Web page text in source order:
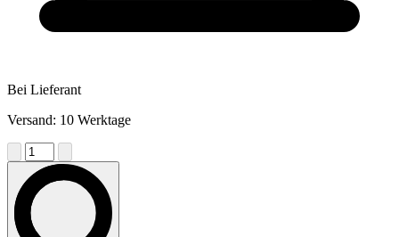
Bei Lieferant
Versand: 10 Werktage